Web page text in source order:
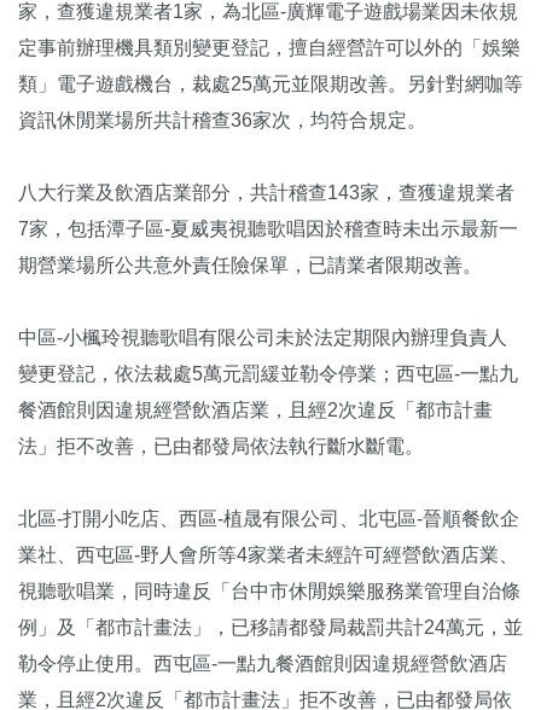
家，查獲違規業者1家，為北區-廣輝電子遊戲場業因未依規
定事前辦理機具類別變更登記，擅自經營許可以外的「娛樂
類」電子遊戲機台，裁處25萬元並限期改善。另針對網咖等
資訊休閒業場所共計稽查36家次，均符合規定。
八大行業及飲酒店業部分，共計稽查143家，查獲違規業者
7家，包括潭子區-夏威夷視聽歌唱因於稽查時未出示最新一
期營業場所公共意外責任險保單，已請業者限期改善。
中區-小楓玲視聽歌唱有限公司未於法定期限內辦理負責人
變更登記，依法裁處5萬元罰緩並勒令停業；西屯區-一點九
餐酒館則因違規經營飲酒店業，且經2次違反「都市計畫
法」拒不改善，已由都發局依法執行斷水斷電。
北區-打開小吃店、西區-植晟有限公司、北屯區-晉順餐飲企
業社、西屯區-野人會所等4家業者未經許可經營飲酒店業、
視聽歌唱業，同時違反「台中市休閒娛樂服務業管理自治條
例」及「都市計畫法」，已移請都發局裁罰共計24萬元，並
勒令停止使用。西屯區-一點九餐酒館則因違規經營飲酒店
業，且經2次違反「都市計畫法」拒不改善，已由都發局依